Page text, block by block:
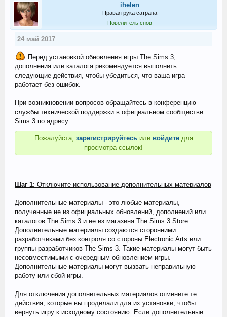
ihelen
Правая рука сатрапа
Повелитель снов
24 май 2017
Перед установкой обновления игры The Sims 3,
дополнения или каталога рекомендуется выполнить
следующие действия, чтобы убедиться, что ваша игра
работает без ошибок.
При возникновении вопросов обращайтесь в конференцию
службы технической поддержки в официальном сообществе
Sims 3 по адресу:
Пожалуйста, зарегистрируйтесьили войдите для
просмотра ссылок!
Шаг 1: Отключите использование дополнительных материалов
Дополнительные материалы - это любые материалы,
полученные не из официальных обновлений, дополнений или
каталогов The Sims 3 и не из магазина The Sims 3 Store.
Дополнительные материалы создаются сторонними
разработчиками без контроля со стороны Electronic Arts или
группы разработчиков The Sims 3. Такие материалы могут быть
несовместимыми с очередным обновлением игры.
Дополнительные материалы могут вызвать неправильную
работу или сбой игры.
Для отключения дополнительных материалов отмените те
действия, которые вы проделали для их установки, чтобы
вернуть игру к исходному состоянию. Если дополнительные